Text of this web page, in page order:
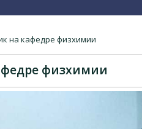
на кафедре физхимии
физхимии